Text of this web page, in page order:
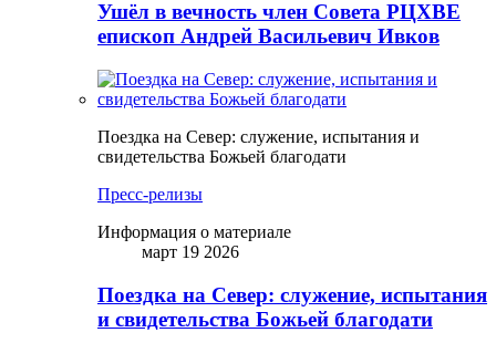
Ушёл в вечность член Совета РЦХВЕ
епископ Андрей Васильевич Ивков
Поездка на Север: служение, испытания и
свидетельства Божьей благодати
Пресс-релизы
Информация о материале
март 19 2026
Поездка на Север: служение, испытания
и свидетельства Божьей благодати